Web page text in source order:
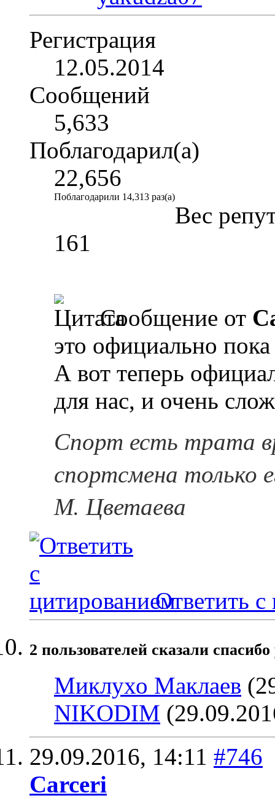
Регистрация
12.05.2014
Сообщений
5,633
Поблагодарил(а)
22,656
Поблагодарили 14,313 раз(а)
Вес
161
Сообщение от
это официально
А вот теперь
для нас, и очень
Спорт есть трата
спортсмена только
М. Цветаева
Ответить с
2 пользователей сказали
Миклухо Маклаев
NIKODIM
29.09.2016, 14:11 #746
Carceri